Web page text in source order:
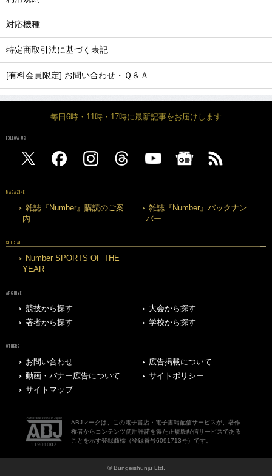
対応機種
特定商取引法に基づく表記
[有料会員限定] お問い合わせ・Ｑ＆Ａ
毎日6時・11時・17時に最新記事をお届けします
FOLLOW US
MAGAZINE
雑誌『Number』購読のご案
内
雑誌『Number』バックナン
バー
SPECIAL
Number SPORTS OF THE
YEAR
ARCHIVE
競技から探す
大会から探す
著者から探す
学校から探す
OTHERS
お問い合わせ
広告掲載について
動画・バナー広告について
サイトポリシー
サイトマップ
ABJマークは、この電子書店・電子書籍配信サービスが、著作
権者からコンテンツ使用許諾を得た正規版配信サービスである
ことを示す登録商標（登録番号6091713号）です。
© Bungeishunju Ltd.